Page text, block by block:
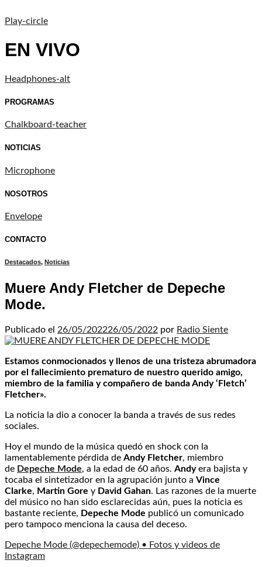
Play-circle
EN VIVO
Headphones-alt
PROGRAMAS
Chalkboard-teacher
NOTICIAS
Microphone
NOSOTROS
Envelope
CONTACTO
Destacados, Noticias
Muere Andy Fletcher de Depeche
Mode.
Publicado el 26/05/202226/05/2022 por Radio Siente
Estamos conmocionados y llenos de una tristeza abrumadora
por el fallecimiento prematuro de nuestro querido amigo,
miembro de la familia y compañero de banda Andy ‘Fletch’
Fletcher».
La noticia la dio a conocer la banda a través de sus redes
sociales.
Hoy el mundo de la música quedó en shock con la
lamentablemente pérdida de Andy Fletcher, miembro
de Depeche Mode, a la edad de 60 años. Andyera bajista y
tocaba el sintetizador en la agrupación junto a Vince
Clarke, Martin Gore y David Gahan. Las razones de la muerte
del músico no han sido esclarecidas aún, pues la noticia es
bastante reciente, Depeche Mode publicó un comunicado
pero tampoco menciona la causa del deceso.
Depeche Mode (@depechemode) • Fotos y videos de
Instagram